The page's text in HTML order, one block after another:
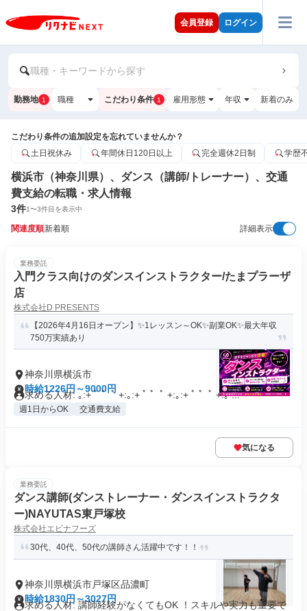
会員登録 ログイン
職種・キーワードから探す
勤務地 1 職種 こだわり条件 1 雇用形態 年収 新着のみ
こだわり条件の追加設定を忘れていませんか？
土日祝休み
年間休日120日以上 完全週休2日制 学歴
横浜市（神奈川県）、ダンス（講師/トレーナー）、交通
費支給の転職・求人情報
3件1〜3件目を表示中
関連度順新着順 詳細表示
業務委託
入門クラス向けのダンスインストラクター/たまプラーザ
店
株式会社D PRESENTS
【2026年4月16日オープン】✨1レッスン～OK✨副業OK✨最大年収
750万実績あり
神奈川県横浜市
時給1226円～9000円
求める人材: ｡:+ ﾟ ゜ﾟ +:｡:+ ﾟ ゜ﾟ +:｡:+ ﾟ ゜ﾟ +:｡ ...
週1日からOK 交通費支給
気になる
業務委託
ダンス講師(ダンストレーナー・ダンスインストラクタ
ー)NAYUTAS東戸塚校
株式会社エビナフーズ
30代、40代、50代の講師さん活躍中です！！
神奈川県横浜市戸塚区品濃町
時給1830円～3027円
求める人材: 講師経験がなくてもOK ！スキルや実力も重要で